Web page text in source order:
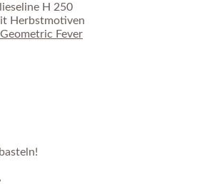
H 250
Herbstmotiven
Fever